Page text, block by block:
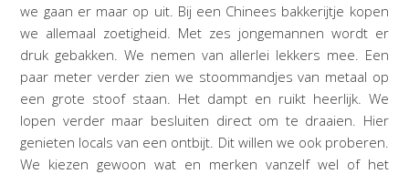
we gaan er maar op uit. Bij een Chinees bakkerijtje kopen
we allemaal zoetigheid. Met zes jongemannen wordt er
druk gebakken. We nemen van allerlei lekkers mee. Een
paar meter verder zien we stoommandjes van metaal op
een grote stoof staan. Het dampt en ruikt heerlijk. We
lopen verder maar besluiten direct om te draaien. Hier
genieten locals van een ontbijt. Dit willen we ook proberen.
We kiezen gewoon wat en merken vanzelf wel of het